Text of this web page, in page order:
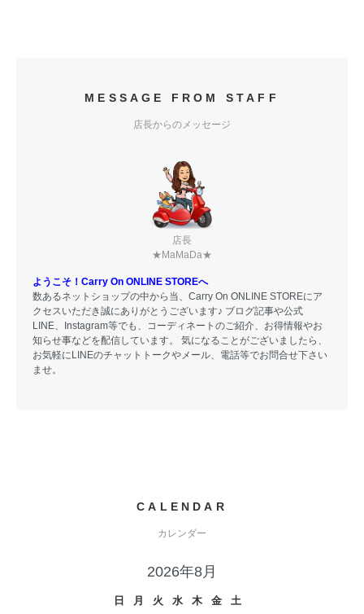
MESSAGE FROM STAFF
店長からのメッセージ
店長
★MaMaDa★
ようこそ！Carry On ONLINE STOREへ
数あるネットショップの中から当、Carry On ONLINE STOREにア
クセスいただき誠にありがとうございます♪ ブログ記事や公式
LINE、Instagram等でも、コーディネートのご紹介、お得情報やお
知らせ事などを配信しています。 気になることがございましたら、
お気軽にLINEのチャットトークやメール、電話等でお問合せ下さい
ませ。
CALENDAR
カレンダー
2026年8月
日 月 火 水 木 金
土